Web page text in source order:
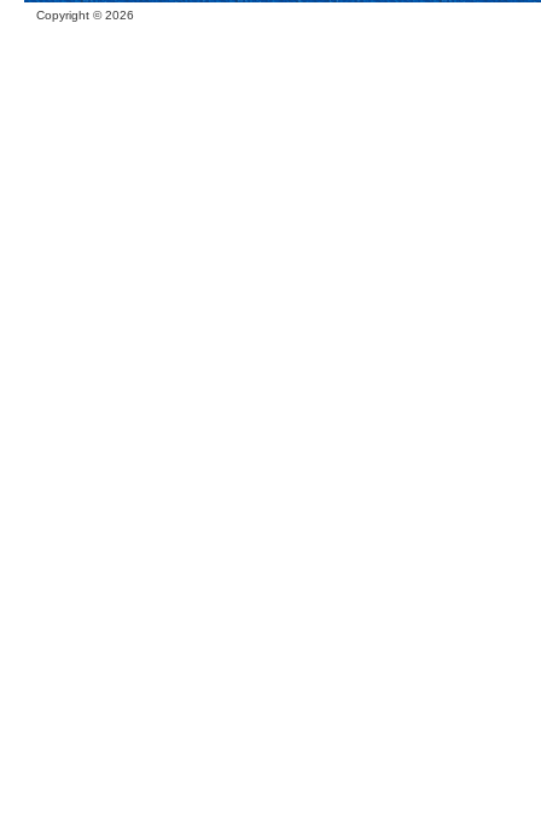
Copyright ©2026